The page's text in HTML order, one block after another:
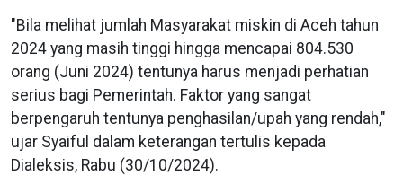
"Bila melihat jumlah Masyarakat miskin di Aceh tahun
2024 yang masih tinggi hingga mencapai 804.530
orang (Juni 2024) tentunya harus menjadi perhatian
serius bagi Pemerintah. Faktor yang sangat
berpengaruh tentunya penghasilan/upah yang rendah,"
ujar Syaiful dalam keterangan tertulis kepada
Dialeksis, Rabu (30/10/2024).